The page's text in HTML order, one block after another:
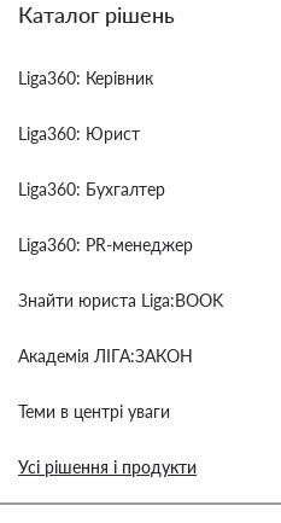
Каталог рішень
Liga360: Керівник
Liga360: Юрист
Liga360: Бухгалтер
Liga360: PR-менеджер
Знайти юриста Liga:BOOK
Академія ЛІГА:ЗАКОН
Теми в центрі уваги
Усі рішення і продукти